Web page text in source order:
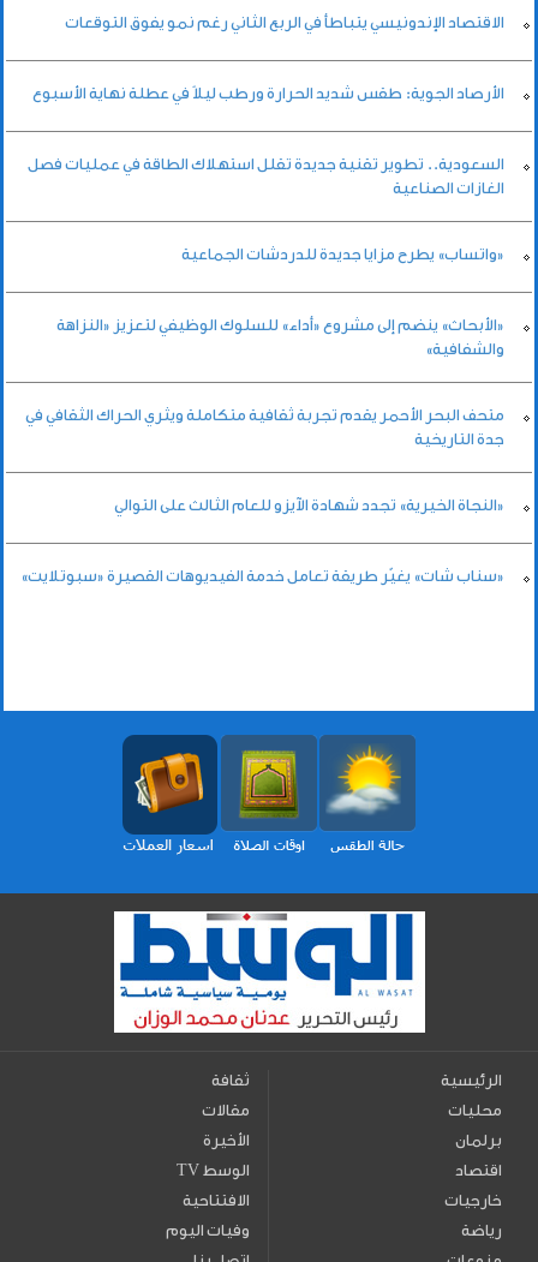
الاقتصاد الإندونيسي يتباطأ في الربع الثاني رغم نمو يفوق التوقعات
الأرصاد الجوية: طقس شديد الحرارة ورطب ليلاً في عطلة نهاية الأسبوع
السعودية.. تطوير تقنية جديدة تقلل استهلاك الطاقة في عمليات فصل
الغازات الصناعية
«واتساب» يطرح مزايا جديدة للدردشات الجماعية
«الأبحاث» ينضم إلى مشروع «أداء» للسلوك الوظيفي لتعزيز «النزاهة
والشفافية»
متحف البحر الأحمر يقدم تجربة ثقافية متكاملة ويثري الحراك الثقافي في
جدة التاريخية
«النجاة الخيرية» تجدد شهادة الآيزو للعام الثالث على التوالي
«سناب شات» يغيّر طريقة تعامل خدمة الفيديوهات القصيرة «سبوتلايت»
الرئيسية
محليات
برلمان
اقتصاد
خارجيات
رياضة
ثقافة
مقالات
الأخيرة
TV الوسط
الافتتاحية
وفيات اليوم